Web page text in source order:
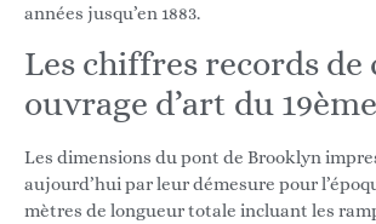
années jusqu’en 1883.
Les chiffres records de
ouvrage d’art du
Les dimensions du pont de Brooklyn
aujourd’hui par leur démesure pour
mètres de longueur totale incluant les